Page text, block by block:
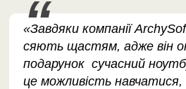
«Завдяки компанії
сяють щастям, адже він
подарунок сучасний
це можливість